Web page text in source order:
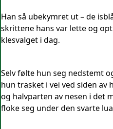
Han så ubekymret ut – de
skrittene hans var lette og
klesvalget i dag.
Selv følte hun seg nedstemt
hun trasket i vei ved siden
og halvparten av nesen i det
floke seg under den svarte